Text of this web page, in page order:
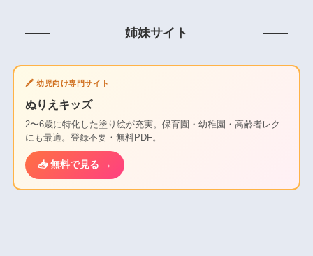
姉妹サイト
🖍️ 幼児向け専門サイト
ぬりえキッズ
2〜6歳に特化した塗り絵が充実。保育園・幼稚園・高齢者レク
にも最適。登録不要・無料PDF。
📥 無料で見る →